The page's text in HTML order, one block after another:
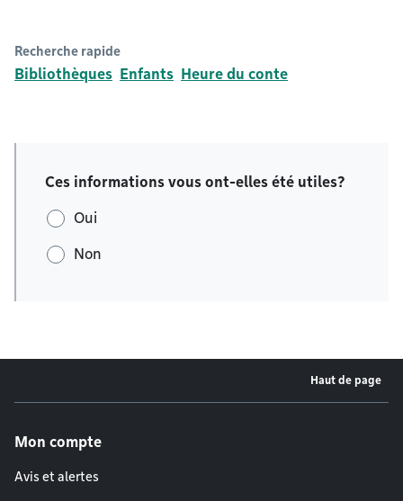
Recherche rapide
Bibliothèques Enfants Heure du conte
Ces informations vous ont-elles été utiles?
Oui
Non
Haut de page
Mon compte
Avis et alertes